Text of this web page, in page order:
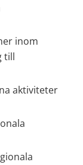
inom
till
aktiviteter